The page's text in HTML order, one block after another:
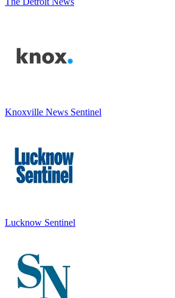
Knoxville News Sentinel
Lucknow Sentinel